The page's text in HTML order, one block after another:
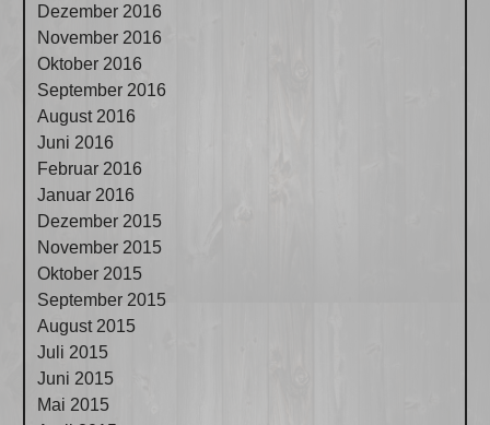
Dezember 2016
November 2016
Oktober 2016
September 2016
August 2016
Juni 2016
Februar 2016
Januar 2016
Dezember 2015
November 2015
Oktober 2015
September 2015
August 2015
Juli 2015
Juni 2015
Mai 2015